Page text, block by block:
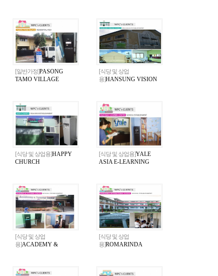
[일반가정]PASONG
TAMO VILLAGE
[식당 및 상업
용]HANSUNG VISION
[식당 및 상업용]HAPPY
CHURCH
[식당 및 상업용]YALE
ASIA E-LEARNING
[식당 및 상업
용]ACADEMY &
[식당 및 상업
용]ROMARINDA